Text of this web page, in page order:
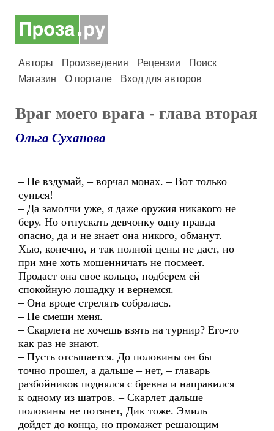
Авторы Произведения Рецензии
Поиск
Магазин
О портале Вход для авторов
Враг моего врага - глава вторая
Ольга Суханова
– Не вздумай, – ворчал монах. – Вот только
сунься!
– Да замолчи уже, я даже оружия никакого не
беру. Но отпускать девчонку одну правда
опасно, да и не знает она никого, обманут.
Хью, конечно, и так полной цены не даст, но
при мне хоть мошенничать не посмеет.
Продаст она свое кольцо, подберем ей
спокойную лошадку и вернемся.
– Она вроде стрелять собралась.
– Не смеши меня.
– Скарлета не хочешь взять на турнир? Его-то
как раз не знают.
– Пусть отсыпается. До половины он бы
точно прошел, а дальше – нет, – главарь
разбойников поднялся с бревна и направился
к одному из шатров. – Скарлет дальше
половины не потянет, Дик тоже. Эмиль
дойдет до конца, но промажет решающим